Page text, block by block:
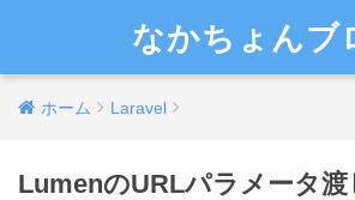
なかちょんブ
ホーム Laravel
LumenのURLパラメータ渡